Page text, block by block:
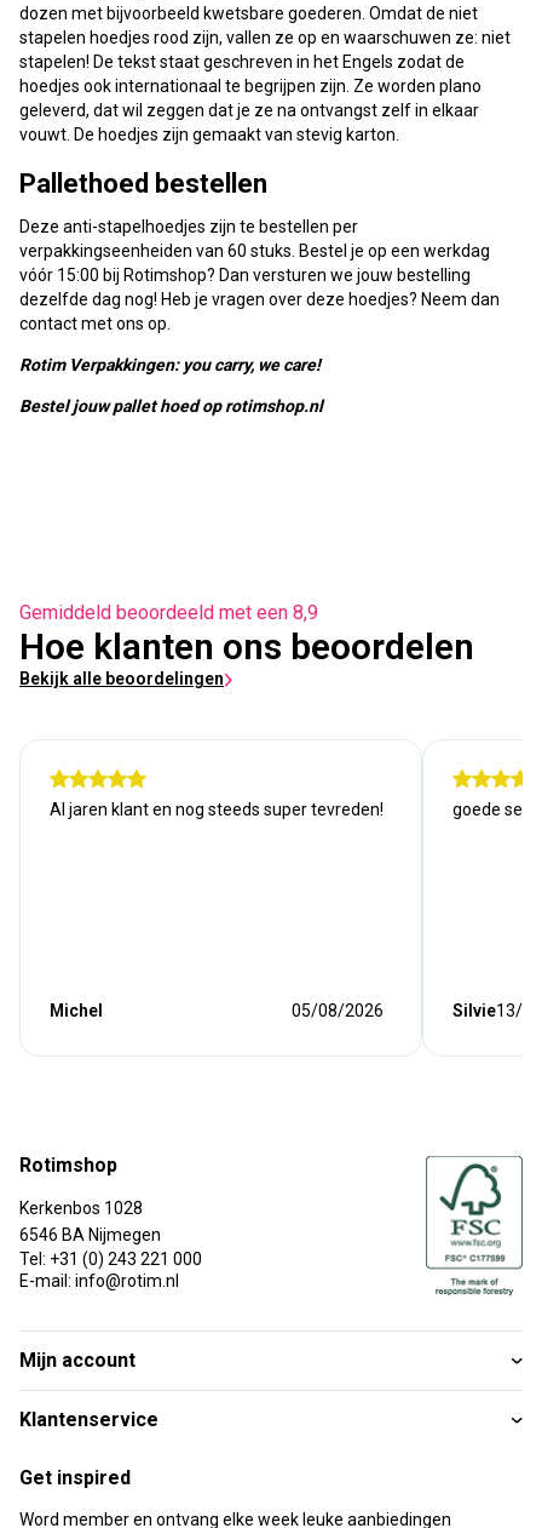
dozen met bijvoorbeeld kwetsbare goederen. Omdat de niet
stapelen hoedjes rood zijn, vallen ze op en waarschuwen ze: niet
stapelen! De tekst staat geschreven in het Engels zodat de
hoedjes ook internationaal te begrijpen zijn. Ze worden plano
geleverd, dat wil zeggen dat je ze na ontvangst zelf in elkaar
vouwt. De hoedjes zijn gemaakt van stevig karton.
Pallethoed bestellen
Deze anti-stapelhoedjes zijn te bestellen per
verpakkingseenheiden van 60 stuks. Bestel je op een werkdag
vóór 15:00 bij Rotimshop? Dan versturen we jouw bestelling
dezelfde dag nog! Heb je vragen over deze hoedjes? Neem dan
contact met ons op.
Rotim Verpakkingen: you carry, we care!
Bestel jouw pallet hoed op rotimshop.nl
Gemiddeld beoordeeld met een 8,9
Hoe klanten ons beoordelen
Bekijk alle beoordelingen
Al jaren klant en nog steeds super tevreden!
Michel 05/08/2026
goede
Silvie13/
Rotimshop
Kerkenbos 1028
6546 BA Nijmegen
Tel: +31 (0) 243 221 000
E-mail: info@rotim.nl
Mijn account
Klantenservice
Get inspired
Word member en ontvang elke week leuke aanbiedingen